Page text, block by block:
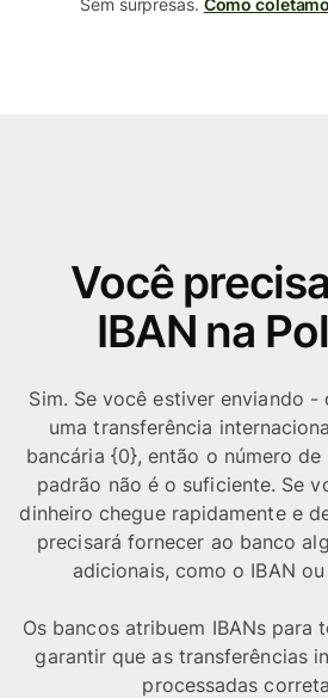
Sem surpresas. Como
Você
IBAN na
Sim. Se você estiver enviando -
uma transferência
bancária {0}, então o número
padrão não é o suficiente. Se
dinheiro chegue rapidamente e
precisará fornecer ao banco
adicionais, como o IBAN
Os bancos atribuem IBANs para
garantir que as transferências
processadas